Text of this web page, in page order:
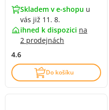
Skladem v e-shopu u
vás již 11. 8.
ihned k dispozici na
2 prodejnách
4.6
Do košíku